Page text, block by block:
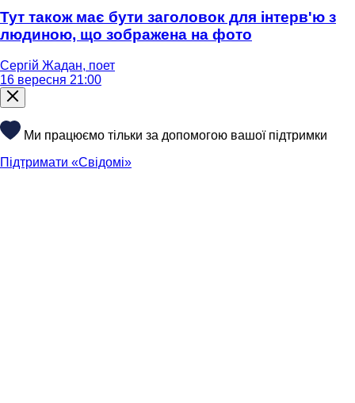
Тут також має бути заголовок для інтерв'ю з
людиною, що зображена на фото
Сергій Жадан, поет
16 вересня 21:00
Ми працюємо тільки за допомогою вашої підтримки
Підтримати «Свідомі»